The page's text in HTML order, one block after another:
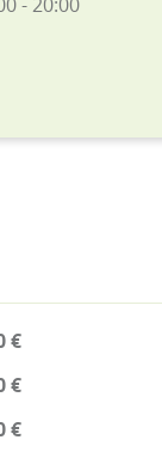
€
€
€